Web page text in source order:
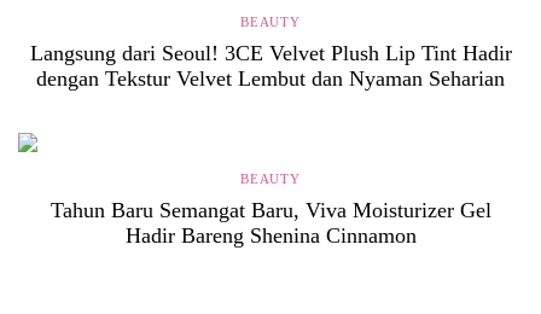
BEAUTY
Langsung dari Seoul! 3CE Velvet Plush Lip Tint Hadir
dengan Tekstur Velvet Lembut dan Nyaman Seharian
BEAUTY
Tahun Baru Semangat Baru, Viva Moisturizer Gel
Hadir Bareng Shenina Cinnamon